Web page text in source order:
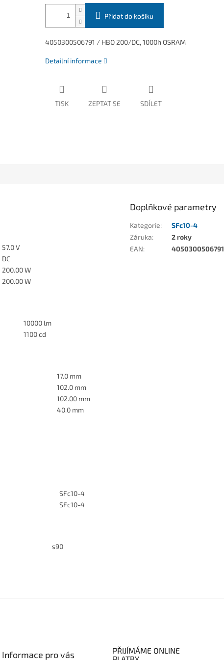
Přidat do košíku
4050300506791 / HBO 200/DC, 1000h OSRAM
Detailní informace
TISK ZEPTAT SE SDÍLET
57.0 V
DC
200.00 W
200.00 W
10000 lm
1100 cd
17.0 mm
102.0 mm
102.00 mm
40.0 mm
SFc10-4
SFc10-4
s90
Doplňkové parametry
Kategorie:
SFc10-4
Záruka:
2 roky
EAN: 4050300506791
Informace pro vás
PŘIJÍMÁME ONLINE